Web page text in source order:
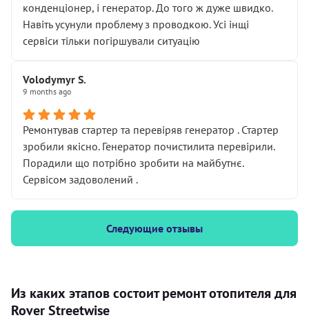
конденціонер, і генератор. До того ж дуже швидко.
Навіть усунули проблему з проводкою. Усі інщі
сервіси тільки погіршували ситуацію
Volodymyr S.
9 months ago
Ремонтував стартер та перевіряв генератор . Стартер
зробили якісно. Генератор почистилита перевірили.
Порадили що потрібно зробити на майбутнє.
Сервісом задоволений .
Следующие отзывы
Из каких этапов состоит ремонт отопителя для
Rover Streetwise